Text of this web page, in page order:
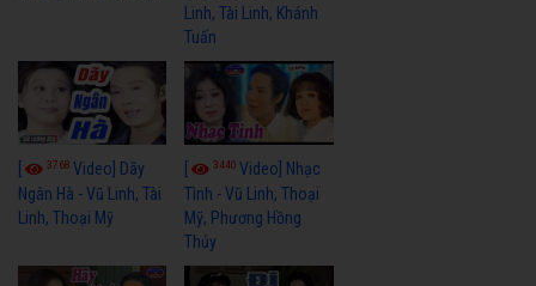
Linh, Tài Linh, Khánh
Tuấn
3768 Video] Dãy
Ngân Hà - Vũ Linh, Tài
Linh, Thoại Mỹ
3440Video] Nhạc
Tình - Vũ Linh, Thoại
Mỹ, Phương Hồng
Thủy